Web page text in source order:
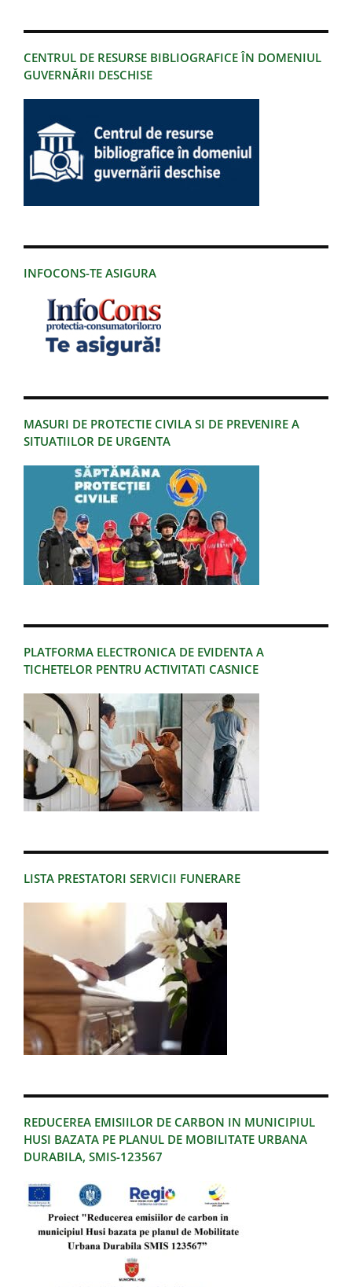
CENTRUL DE RESURSE BIBLIOGRAFICE ÎN DOMENIUL
GUVERNĂRII DESCHISE
INFOCONS-TE ASIGURA
MASURI DE PROTECTIE CIVILA SI DE PREVENIRE A
SITUATIILOR DE URGENTA
PLATFORMA ELECTRONICA DE EVIDENTA A
TICHETELOR PENTRU ACTIVITATI CASNICE
LISTA PRESTATORI SERVICII FUNERARE
REDUCEREA EMISIILOR DE CARBON IN MUNICIPIUL
HUSI BAZATA PE PLANUL DE MOBILITATE URBANA
DURABILA, SMIS-123567